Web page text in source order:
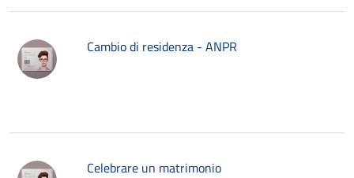
Cambio di residenza - ANPR
Celebrare un matrimonio